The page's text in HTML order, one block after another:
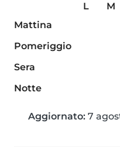
L M
Mattina
Pomeriggio
Sera
Notte
Aggiornato: 7